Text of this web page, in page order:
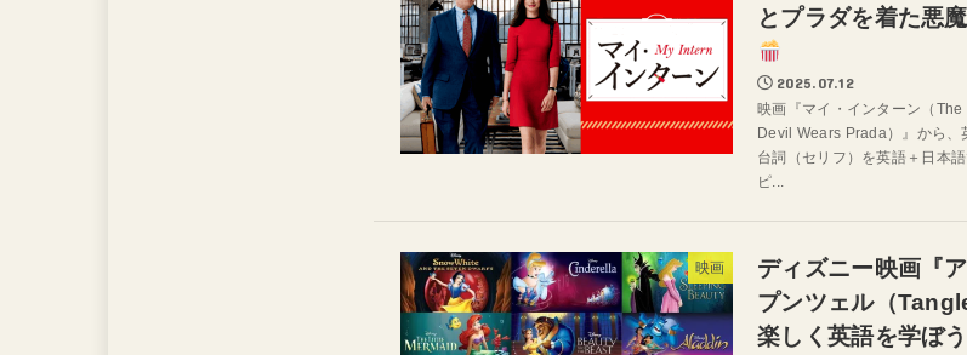
とプラダを着た悪
2025.07.12
映画『マイ・インターン（
Devil Wears Prada）』から、
台詞（セリフ）を英語＋日本
ピ...
映画
ディズニー映画『
プンツェル（
楽しく英語を学ぼ